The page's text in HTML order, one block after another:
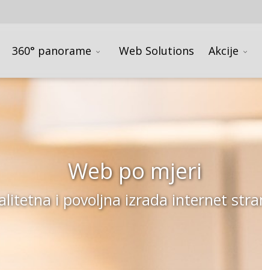
360° panorame Web Solutions Akcije
Web po mjeri
i povoljna izrada internet